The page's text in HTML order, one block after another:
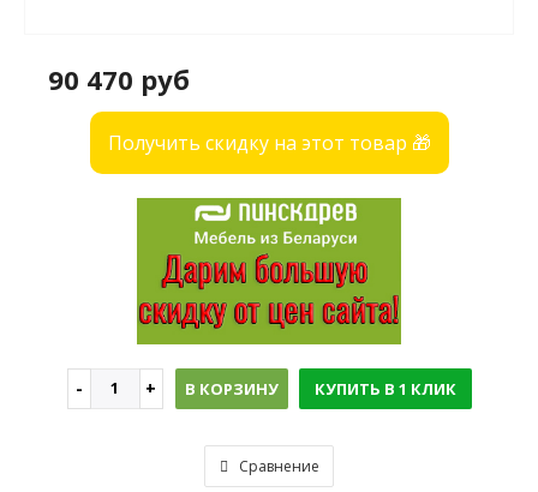
90 470 руб
Получить скидку на этот товар 🎁
В КОРЗИНУ КУПИТЬ В 1 КЛИК
Сравнение